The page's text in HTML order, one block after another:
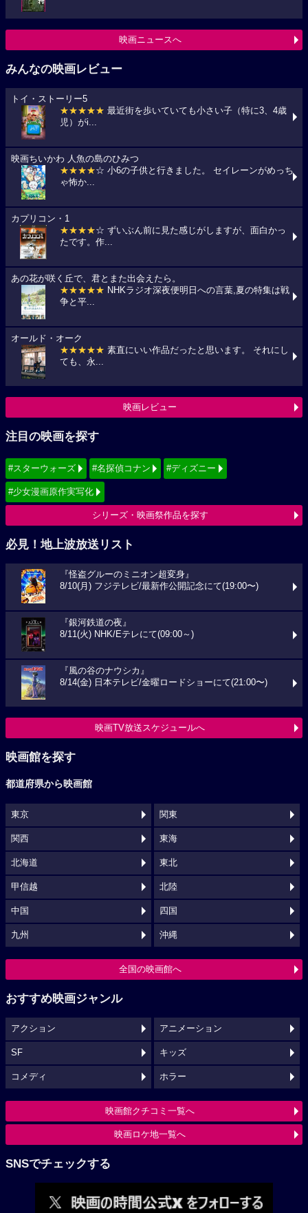
映画ニュースへ
みんなの映画レビュー
トイ・ストーリー5
★★★★★ 最近街を歩いていても小さい子（特に3、4歳
児）がi...
映画ちいかわ 人魚の島のひみつ
★★★★☆ 小6の子供と行きました。 セイレーンがめっち
ゃ怖か...
カプリコン・1
★★★★☆ ずいぶん前に見た感じがしますが、面白かっ
たです。作...
あの花が咲く丘で、君とまた出会えたら。
★★★★★ NHKラジオ深夜便明日への言葉,夏の特集は戦
争と平...
オールド・オーク
★★★★★ 素直にいい作品だったと思います。 それにし
ても、永...
映画レビュー
注目の映画を探す
#スターウォーズ #名探偵コナン #ディズニー
#少女漫画原作実写化
シリーズ・映画祭作品を探す
必見！地上波放送リスト
『怪盗グルーのミニオン超変身』
8/10(月) フジテレビ/最新作公開記念にて(19:00〜)
『銀河鉄道の夜』
8/11(火) NHK/Eテレにて(09:00～)
『風の谷のナウシカ』
8/14(金) 日本テレビ/金曜ロードショーにて(21:00〜)
映画TV放送スケジュールへ
映画館を探す
都道府県から映画館
東京 関東
関西 東海
北海道 東北
甲信越 北陸
中国 四国
九州 沖縄
全国の映画館へ
おすすめ映画ジャンル
アクション アニメーション
SF キッズ
コメディ ホラー
映画館クチコミ一覧へ
映画ロケ地一覧へ
SNSでチェックする